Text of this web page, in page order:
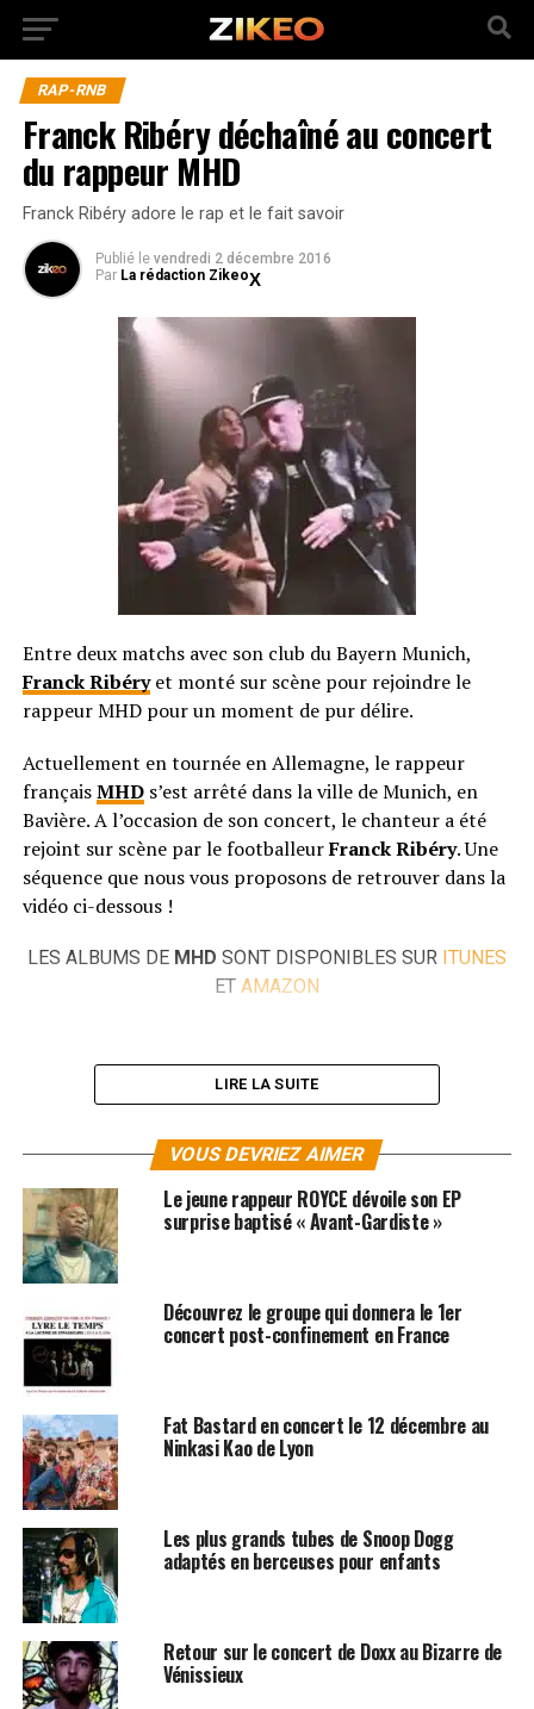
RAP-RNB
Franck Ribéry déchaîné au concert
du rappeur MHD
Franck Ribéry adore le rap et le fait savoir
Publié le vendredi 2 décembre 2016
Par La rédaction Zikeo
Entre deux matchs avec son club du Bayern Munich,
Franck Ribéryet monté sur scène pour rejoindre le
rappeur MHD pour un moment de pur délire.
Actuellement en tournée en Allemagne, le rappeur
françaisMHDs’est arrêté dans la ville de Munich, en
Bavière. A l’occasion de son concert, le chanteur a été
rejoint sur scène par le footballeurFranck Ribéry. Une
séquence que nous vous proposons de retrouver dans la
vidéo ci-dessous !
LES ALBUMS DE MHD SONT DISPONIBLES SUR ITUNES
ET AMAZON
SUJETS ASSOCIÉS: CONCERT MHD
LIRE LA SUITE
VOUS DEVRIEZ AIMER
Le jeune rappeur ROYCE dévoile son EP
surprise baptisé « Avant-Gardiste »
Découvrez le groupe qui donnera le 1er
concert post-confinement en France
Fat Bastard en concert le 12 décembre au
Ninkasi Kao de Lyon
Les plus grands tubes de Snoop Dogg
adaptés en berceuses pour enfants
Retour sur le concert de Doxx au Bizarre de
Vénissieux